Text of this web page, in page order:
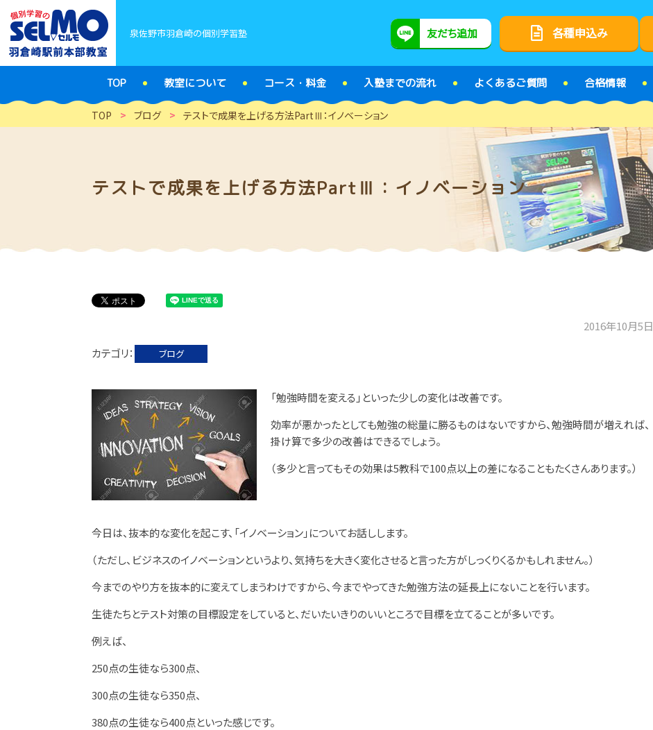
泉佐野市羽倉崎の個別学習塾 友だち追加 各種申込み
TOP 教室について コース・料金 入塾までの流れ よくあるご質問 合格情報
TOP > ブログ > テストで成果を上げる方法PartⅢ：イノベーション
テストで成果を上げる方法PartⅢ：イノベーション
2016年10月5日
カテゴリ
ブログ
「勉強時間を変える」といった少しの変化は改善です。
効率が悪かったとしても勉強の総量に勝るものはないですから、勉強時間が増えれば、
掛け算で多少の改善はできるでしょう。
（多少と言ってもその効果は5教科で100点以上の差になることもたくさんあります。）
今日は、抜本的な変化を起こす、「イノベーション」についてお話しします。
（ただし、ビジネスのイノベーションというより、気持ちを大きく変化させると言った方がしっくりくるかもしれません。）
今までのやり方を抜本的に変えてしまうわけですから、今までやってきた勉強方法の延長上にないことを行います。
生徒たちとテスト対策の目標設定をしていると、だいたいきりのいいところで目標を立てることが多いです。
例えば、
250点の生徒なら300点、
300点の生徒なら350点、
380点の生徒なら400点といった感じです。